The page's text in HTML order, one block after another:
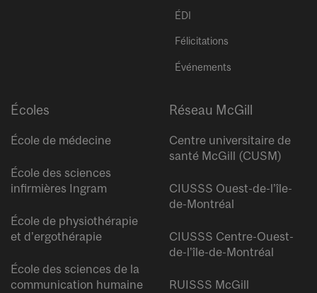
ÉDI
Félicitations
Événements
Écoles
École de médecine
École des sciences
infirmières Ingram
École de physiothérapie
et d’ergothérapie
École des sciences de la
communication humaine
Réseau McGill
Centre universitaire de
santé McGill (CUSM)
CIUSSS Ouest-de-l’île-
de-Montréal
CIUSSS Centre-Ouest-
de-l’île-de-Montréal
RUISSS McGill